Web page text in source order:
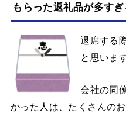
もらった返礼品が多す
退席する
と思いま
会社の同
かった人は、たくさんの